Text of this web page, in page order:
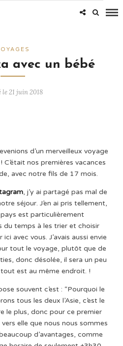
avec un bébé
le 21 juin 2018
d’un merveilleux voyage
C’était nos premières vacances
avec notre fils de 17 mois.
, j’y ai partagé pas mal de
séjour. J’en ai pris tellement,
est particulièrement
du temps à les trier et choisir
avec vous. J’avais aussi envie
tout le voyage, plutôt que de
donc désolée, il sera un peu
est au même endroit. !
souvent c’est : “Pourquoi le
tous les deux l’Asie, c’est le
le plus, donc pour ce premier
elle que nous nous sommes
d’avantages, comme